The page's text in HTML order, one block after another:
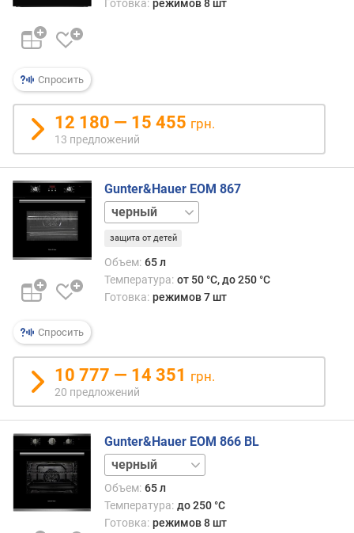
к
о
л
в
о
р
е
ж
и
о
в
ш
т
)
т
о
м
а
т
и
ч
е
с
к
и
Спросить
Готовка: режимов 8 шт
12 180 — 15 455 грн.
13 предложений
Спросить
Gunter&Hauer EOM 867
белый
защита от детей
Объем: 65 л
Температура: от 50 °C, до 250 °C
Готовка: режимов 7 шт
10 777 — 14 351 грн.
20 предложений
Gunter&Hauer EOM 866 BL
нержавейка
Объем: 65 л
Температура: до 250 °C
Готовка: режимов 8 шт